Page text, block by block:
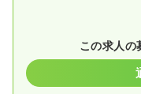
この求人の